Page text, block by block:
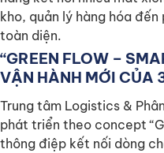
kho, quản lý hàng hóa
toàn diện.
“GREEN FLOW –
VẬN HÀNH MỚI CỦA
Trung tâm Logistics &
phát triển theo concept
thông điệp kết nối dòng